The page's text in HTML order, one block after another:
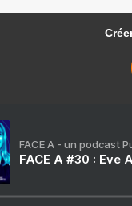
FACE A - un podcast
FACE A #30 : Eve